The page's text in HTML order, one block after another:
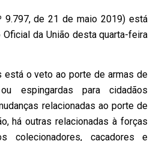
9.797, de 21 de maio 2019) está
da União desta quarta-feira
está o veto ao porte de armas de
espingardas para cidadãos
relacionadas ao porte de
há outras relacionadas à forças
colecionadores, caçadores e